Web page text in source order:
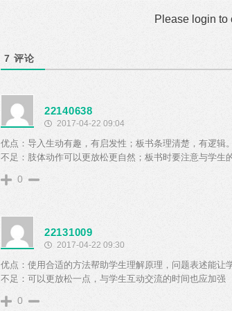
Please login to
7 评论
22140638
2017-04-22 09:04
优点：导入生动有趣，有启发性；板书条理清楚，有逻辑。
不足：肢体动作可以更放松更自然；板书时要注意与学生
0
22131009
2017-04-22 09:30
优点：使用合适的方法帮助学生理解原理，问题表述能让
不足：可以更放松一点，与学生互动交流的时间也应加强
0